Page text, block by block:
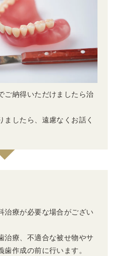
ご納得いただけましたら治
ましたら、遠慮なくお話く
治療が必要な場合がござい
治療、不適合な被せ物やサ
作成の前に行います。